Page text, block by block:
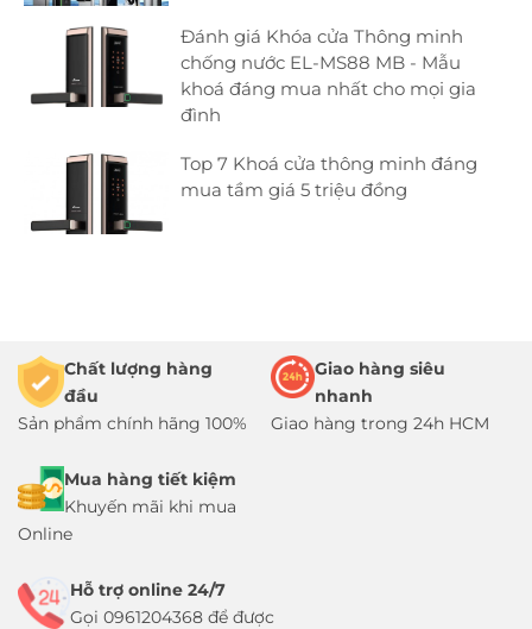
Đánh giá Khóa cửa Thông minh
chống nước EL-MS88 MB - Mẫu
khoá đáng mua nhất cho mọi gia
đình
Top 7 Khoá cửa thông minh đáng
mua tầm giá 5 triệu đồng
Chất lượng hàng
đầu
Sản phẩm chính hãng 100%
Giao hàng siêu
nhanh
Giao hàng trong 24h HCM
Mua hàng tiết kiệm
Khuyến mãi khi mua
Online
Hỗ trợ online 24/7
Gọi 0961204368 để được